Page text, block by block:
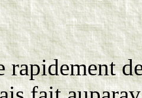
rapidement